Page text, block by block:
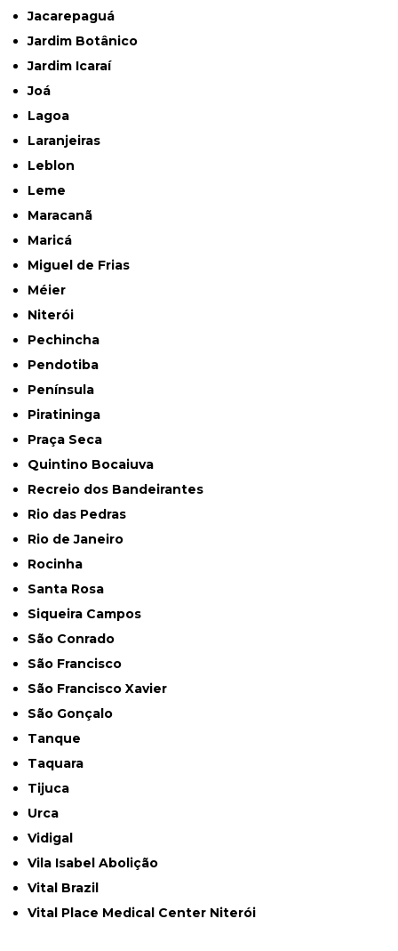
Jacarepaguá
Jardim Botânico
Jardim Icaraí
Joá
Lagoa
Laranjeiras
Leblon
Leme
Maracanã
Maricá
Miguel de Frias
Méier
Niterói
Pechincha
Pendotiba
Península
Piratininga
Praça Seca
Quintino Bocaiuva
Recreio dos Bandeirantes
Rio das Pedras
Rio de Janeiro
Rocinha
Santa Rosa
Siqueira Campos
São Conrado
São Francisco
São Francisco Xavier
São Gonçalo
Tanque
Taquara
Tijuca
Urca
Vidigal
Vila Isabel Abolição
Vital Brazil
Vital Place Medical Center Niterói